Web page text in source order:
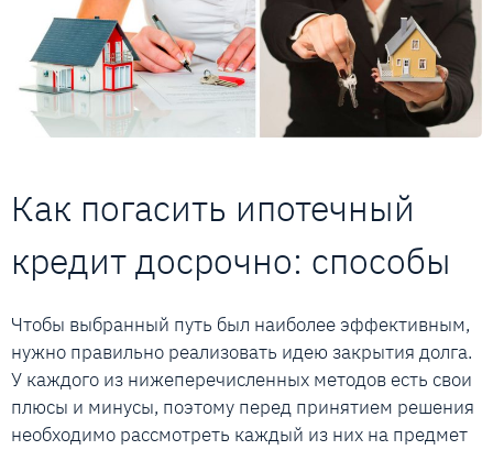
Как погасить ипотечный
кредит досрочно: способы
Чтобы выбранный путь был наиболее эффективным,
нужно правильно реализовать идею закрытия долга.
У каждого из нижеперечисленных методов есть свои
плюсы и минусы, поэтому перед принятием решения
необходимо рассмотреть каждый из них на предмет